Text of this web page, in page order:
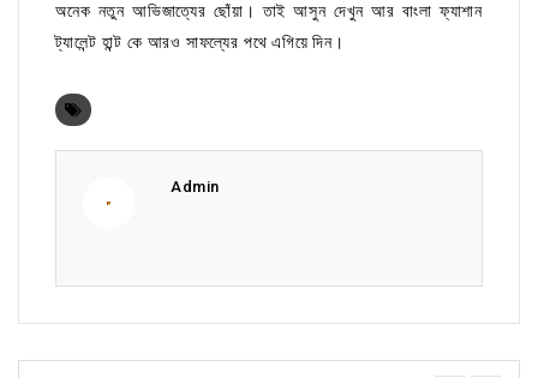
অনেক নতুন আভিজাত্যের ছোঁয়া। তাই আসুন দেখুন আর বাংলা ফ্যাশান
ট্যালেন্ট হান্ট কে আরও সাফল্যের পথে এগিয়ে দিন।
Admin